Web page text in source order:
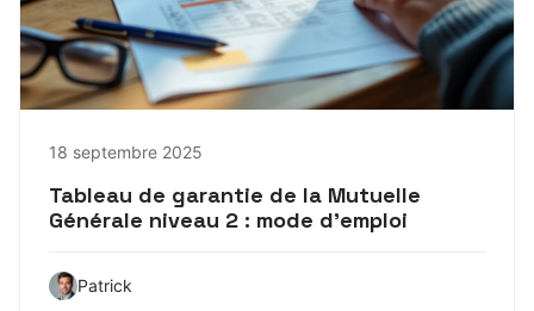
18 septembre 2025
Tableau de garantie de la Mutuelle
Générale niveau 2 : mode d’emploi
Patrick